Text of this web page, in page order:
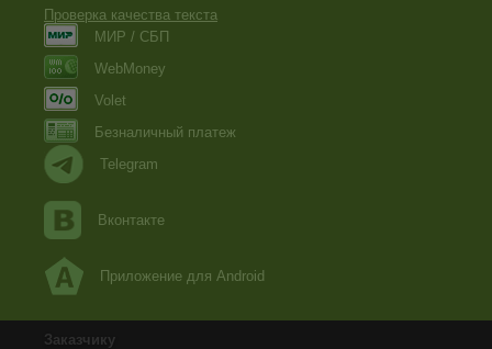
Проверка качества текста
МИР / СБП
WebMoney
Volet
Безналичный платеж
Telegram
Вконтакте
Приложение для Android
Заказчику